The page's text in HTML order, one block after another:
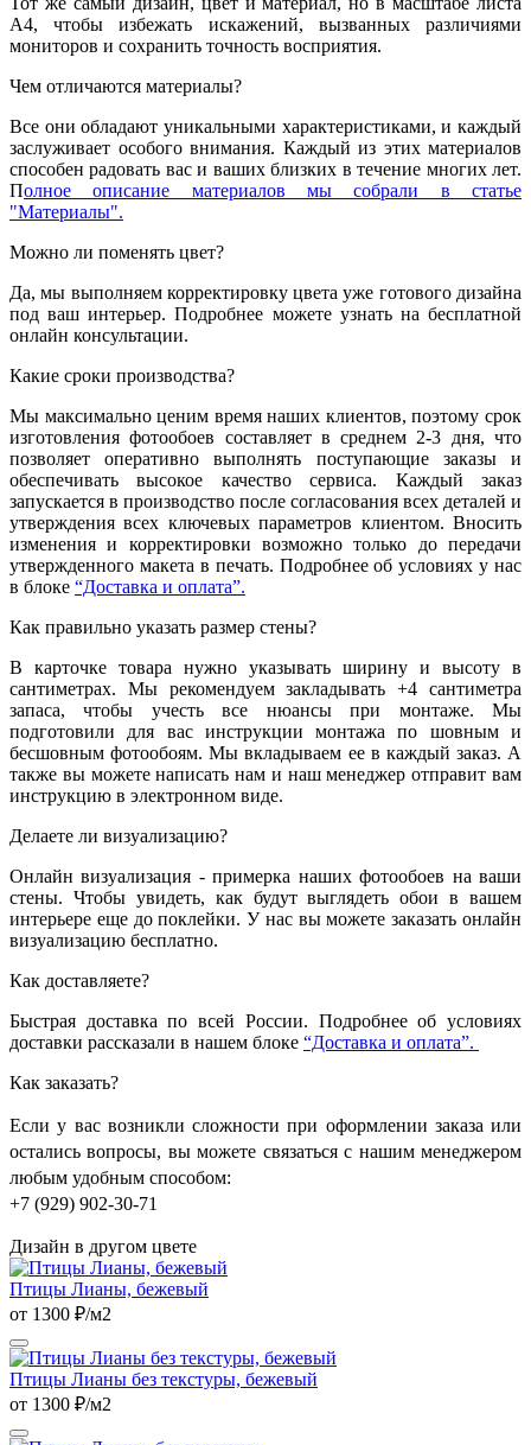
А4, чтобы избежать искажений, вызванных различиями
мониторов и сохранить точность восприятия.
Чем отличаются материалы?
Все они обладают уникальными характеристиками, и каждый
заслуживает особого внимания. Каждый из этих материалов
способен радовать вас и ваших близких в течение многих лет.
Полное описание материалов мы собрали в статье
"Материалы".
Можно ли поменять цвет?
Да, мы выполняем корректировку цвета уже готового дизайна
под ваш интерьер. Подробнее можете узнать на бесплатной
онлайн консультации.
Какие сроки производства?
Мы максимально ценим время наших клиентов, поэтому срок
изготовления фотообоев составляет в среднем 2-3 дня, что
позволяет оперативно выполнять поступающие заказы и
обеспечивать высокое качество сервиса. Каждый заказ
запускается в производство после согласования всех деталей и
утверждения всех ключевых параметров клиентом. Вносить
изменения и корректировки возможно только до передачи
утвержденного макета в печать. Подробнее об условиях у нас
в блоке “Доставка и оплата”.
Как правильно указать размер стены?
В карточке товара нужно указывать ширину и высоту в
сантиметрах. Мы рекомендуем закладывать +4 сантиметра
запаса, чтобы учесть все нюансы при монтаже. Мы
подготовили для вас инструкции монтажа по шовным и
бесшовным фотообоям. Мы вкладываем ее в каждый заказ. А
также вы можете написать нам и наш менеджер отправит вам
инструкцию в электронном виде.
Делаете ли визуализацию?
Онлайн визуализация - примерка наших фотообоев на ваши
стены. Чтобы увидеть, как будут выглядеть обои в вашем
интерьере еще до поклейки. У нас вы можете заказать онлайн
визуализацию бесплатно.
Как доставляете?
Быстрая доставка по всей России. Подробнее об условиях
доставки рассказали в нашем блоке “Доставка и оплата”.
Как заказать?
Если у вас возникли сложности при оформлении заказа или
остались вопросы, вы можете связаться с нашим менеджером
любым удобным способом:
+7 (929) 902-30-71
Дизайн в другом цвете
Птицы Лианы, бежевый
от 1300 ₽/м2
Птицы Лианы без текстуры, бежевый
от 1300 ₽/м2